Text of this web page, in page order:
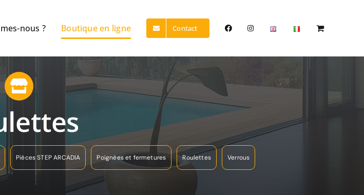
nous ? Boutique en ligne Contact
Pièces STEP ARCADIA Poignées et fermetures Roulettes Verrous